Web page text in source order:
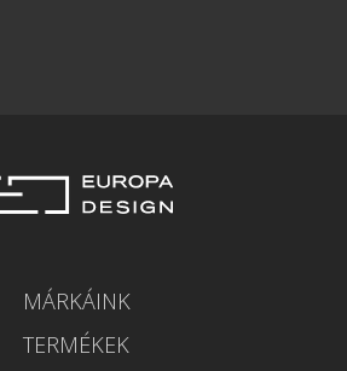
MÁRKÁINK
TERMÉKEK